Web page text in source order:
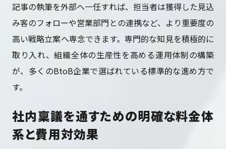
記事の執筆を外部へ一任すれば、担当者は獲得した見込
み客のフォローや営業部門との連携など、より重要度の
高い戦略立案へ専念できます。専門的な知見を積極的に
取り入れ、組織全体の生産性を高める運用体制の構築
が、多くのBtoB企業で選ばれている標準的な進め方で
す。
社内稟議を通すための明確な料金体
系と費用対効果